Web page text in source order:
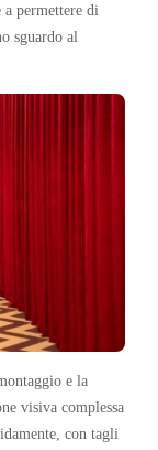
permettere di
sguardo al
e la
visiva complessa
con tagli